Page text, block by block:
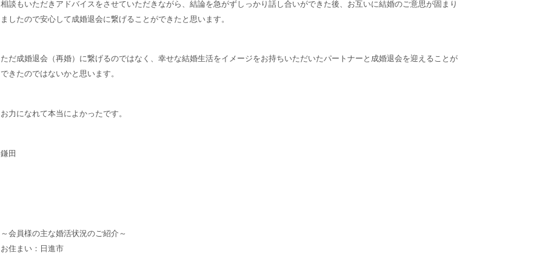
相談もいただきアドバイスをさせていただきながら、結論を急がずしっかり話し合いができた後、お互いに結婚のご意思が固まり
ましたので安心して成婚退会に繋げることができたと思います。
ただ成婚退会（再婚）に繋げるのではなく、幸せな結婚生活をイメージをお持ちいただいたパートナーと成婚退会を迎えることが
できたのではないかと思います。
お力になれて本当によかったです。
鎌田
～会員様の主な婚活状況のご紹介～
お住まい：日進市